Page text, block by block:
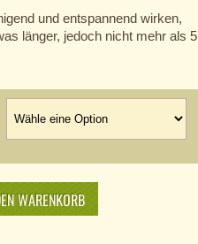
und entspannend wirken,
länger, jedoch nicht mehr als 5
WARENKORB